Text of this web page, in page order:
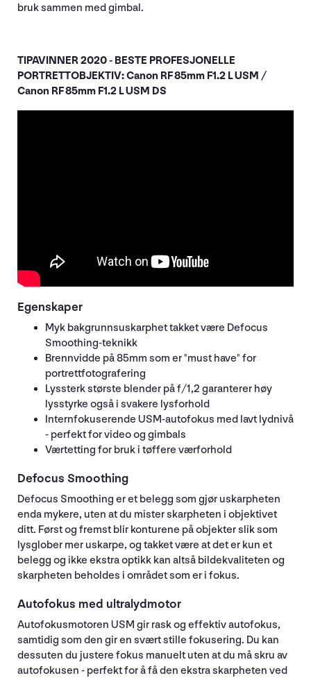
bruk sammen med gimbal.
TIPAVINNER 2020 - BESTE PROFESJONELLE
PORTRETTOBJEKTIV: Canon RF 85mm F1.2 L USM /
Canon RF 85mm F1.2 L USM DS
Egenskaper
Myk bakgrunnsuskarphet takket være Defocus
Smoothing-teknikk
Brennvidde på 85mm som er "must have" for
portrettfotografering
Lyssterk største blender på f/1,2 garanterer høy
lysstyrke også i svakere lysforhold
Internfokuserende USM-autofokus med lavt lydnivå
- perfekt for video og gimbals
Værtetting for bruk i tøffere værforhold
Defocus Smoothing
Defocus Smoothing er et belegg som gjør uskarpheten
enda mykere, uten at du mister skarpheten i objektivet
ditt. Først og fremst blir konturene på objekter slik som
lysglober mer uskarpe, og takket være at det er kun et
belegg og ikke ekstra optikk kan altså bildekvaliteten og
skarpheten beholdes i området som er i fokus.
Autofokus med ultralydmotor
Autofokusmotoren USM gir rask og effektiv autofokus,
samtidig som den gir en svært stille fokusering. Du kan
dessuten du justere fokus manuelt uten at du må skru av
autofokusen - perfekt for å få den ekstra skarpheten ved